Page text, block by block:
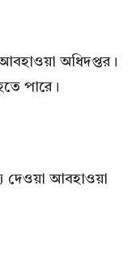
অধিদপ্তর।
পারে।
দেওয়া আবহাওয়া